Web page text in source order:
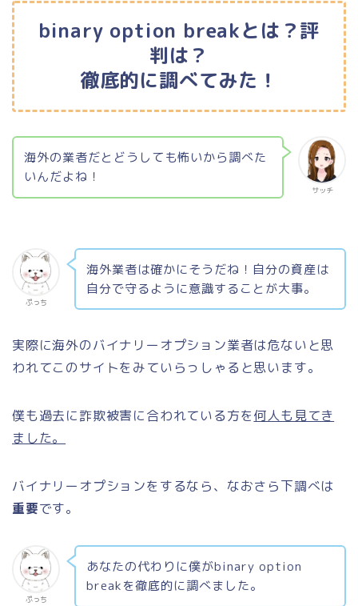
binary option breakとは？評
判は？
徹底的に調べてみた！
サッチ
海外の業者だとどうしても怖いから調べた
いんだよね！
ぷっち
海外業者は確かにそうだね！自分の資産は
自分で守るように意識することが大事。
実際に海外のバイナリーオプション業者は危ないと思
われてこのサイトをみていらっしゃると思います。
僕も過去に詐欺被害に合われている方を何人も見てき
ました。
バイナリーオプションをするなら、なおさら下調べは
重要です。
ぷっち
あなたの代わりに僕がbinary option
breakを徹底的に調べました。